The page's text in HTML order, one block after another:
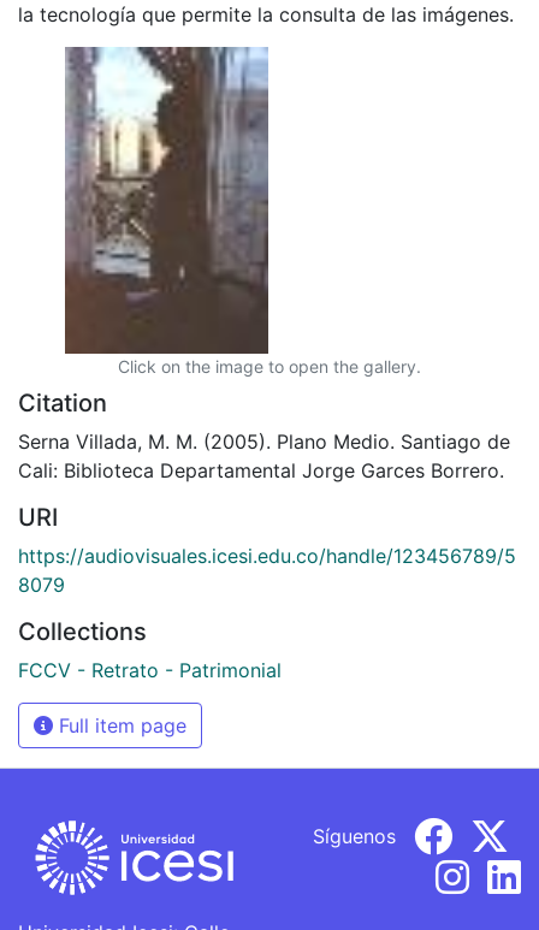
la tecnología que permite la consulta de las imágenes.
Click on the image to open the gallery.
Citation
Serna Villada, M. M. (2005). Plano Medio. Santiago de
Cali: Biblioteca Departamental Jorge Garces Borrero.
URI
https://audiovisuales.icesi.edu.co/handle/123456789/5
8079
Collections
FCCV - Retrato - Patrimonial
Full item page
Síguenos